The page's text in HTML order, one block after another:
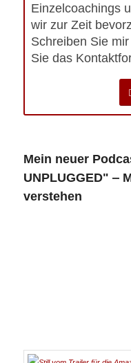
Einzelcoachings
wir zur Zeit
Schreiben Sie
Sie das
Mein neuer
UNPLUGGED" ‒
verstehen